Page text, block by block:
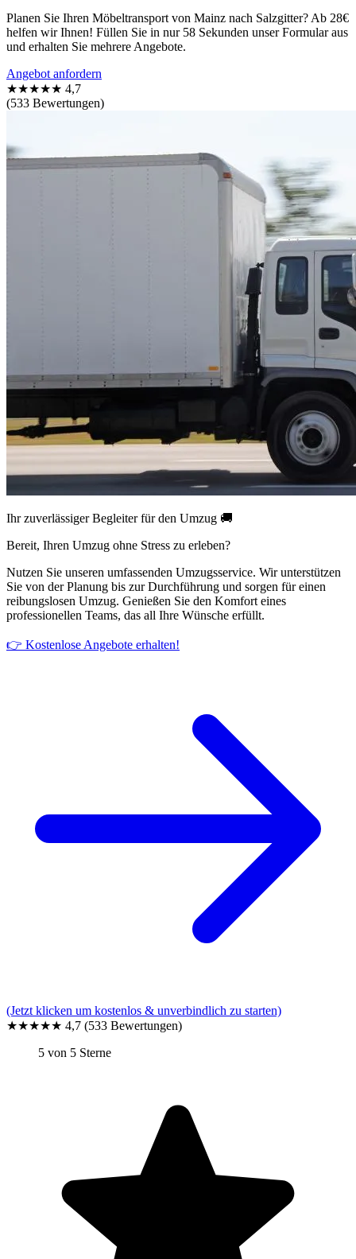
Planen Sie Ihren Möbeltransport von Mainz nach Salzgitter? Ab 28€
helfen wir Ihnen! Füllen Sie in nur 58 Sekunden unser Formular aus
und erhalten Sie mehrere Angebote.
Angebot anfordern
★★★★★ 4,7
(533 Bewertungen)
Ihr zuverlässiger Begleiter für den Umzug 🚚
Bereit, Ihren Umzug ohne Stress zu erleben?
Nutzen Sie unseren umfassenden Umzugsservice. Wir unterstützen
Sie von der Planung bis zur Durchführung und sorgen für einen
reibungslosen Umzug. Genießen Sie den Komfort eines
professionellen Teams, das all Ihre Wünsche erfüllt.
👉 Kostenlose Angebote erhalten!
(Jetzt klicken um kostenlos & unverbindlich zu starten)
★★★★★ 4,7 (533 Bewertungen)
5 von 5 Sterne